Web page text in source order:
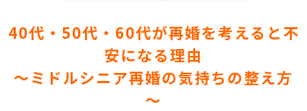
40代・50代・60代が再婚を考えると不
安になる理由
～ミドルシニア再婚の気持ちの整え方
～